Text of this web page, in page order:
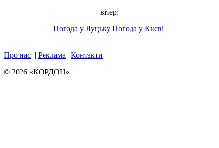
вітер:
Погода у Луцьку Погода у Києві
Про нас | Реклама | Контакти
© 2026 «КОРДОН»